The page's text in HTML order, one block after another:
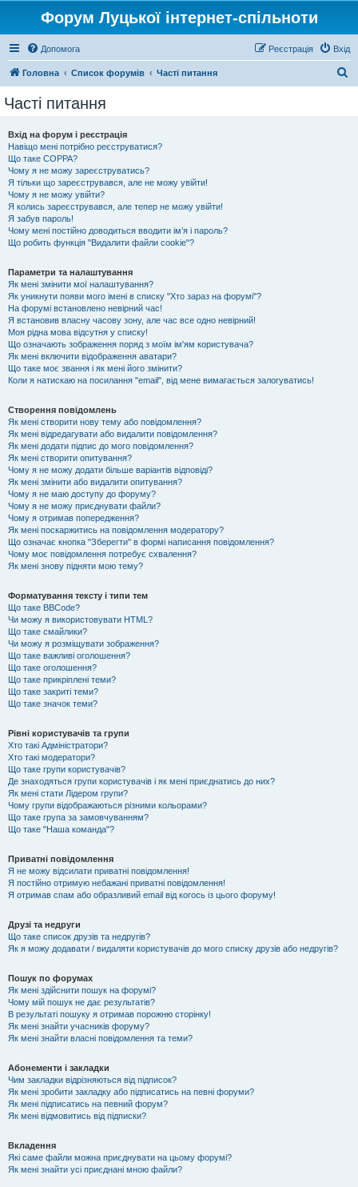
Форум Луцької інтернет-спільноти
Допомога Вхід
Реєстрація
Головна Список форумів Часті питання
Часті питання
Вхід на форум і реєстрація
Навіщо мені потрібно реєструватися?
Що таке COPPA?
Чому я не можу зареєструватись?
Я тільки що зареєструвався, але не можу увійти!
Чому я не можу увійти?
Я колись зареєструвався, але тепер не можу увійти!
Я забув пароль!
Чому мені постійно доводиться вводити ім’я і пароль?
Що робить функція "Видалити файли cookie"?
Параметри та налаштування
Як мені змінити мої налаштування?
Як уникнути появи мого імені в списку "Хто зараз на форумі"?
На форумі встановлено невірний час!
Я встановив власну часову зону, але час все одно невірний!
Моя рідна мова відсутня у списку!
Що означають зображення поряд з моїм ім'ям користувача?
Як мені включити відображення аватари?
Що таке моє звання і як мені його змінити?
Коли я натискаю на посилання "email", від мене вимагається залогуватись!
Створення повідомлень
Як мені створити нову тему або повідомлення?
Як мені відредагувати або видалити повідомлення?
Як мені додати підпис до мого повідомлення?
Як мені створити опитування?
Чому я не можу додати більше варіантів відповіді?
Як мені змінити або видалити опитування?
Чому я не маю доступу до форуму?
Чому я не можу приєднувати файли?
Чому я отримав попередження?
Як мені поскаржитись на повідомлення модератору?
Що означає кнопка "Зберегти" в формі написання повідомлення?
Чому моє повідомлення потребує схвалення?
Як мені знову підняти мою тему?
Форматування тексту і типи тем
Що таке BBCode?
Чи можу я використовувати HTML?
Що таке смайлики?
Чи можу я розміщувати зображення?
Що таке важливі оголошення?
Що таке оголошення?
Що таке прикріплені теми?
Що таке закриті теми?
Що таке значок теми?
Рівні користувачів та групи
Хто такі Адміністратори?
Хто такі модератори?
Що таке групи користувачів?
Де знаходяться групи користувачів і як мені приєднатись до них?
Як мені стати Лідером групи?
Чому групи відображаються різними кольорами?
Що таке група за замовчуванням?
Що таке "Наша команда"?
Приватні повідомлення
Я не можу відсилати приватні повідомлення!
Я постійно отримую небажані приватні повідомлення!
Я отримав спам або образливий email від когось із цього форуму!
Друзі та недруги
Що таке список друзів та недругів?
Як я можу додавати / видаляти користувачів до мого списку друзів або недругів?
Пошук по форумах
Як мені здійснити пошук на форумі?
Чому мій пошук не дає результатів?
В результаті пошуку я отримав порожню сторінку!
Як мені знайти учасників форуму?
Як мені знайти власні повідомлення та теми?
Абонементи і закладки
Чим закладки відрізняються від підписок?
Як мені зробити закладку або підписатись на певні форуми?
Як мені підписатись на певний форум?
Як мені відмовитись від підписки?
Вкладення
Які саме файли можна приєднувати на цьому форумі?
Як мені знайти усі приєднані мною файли?